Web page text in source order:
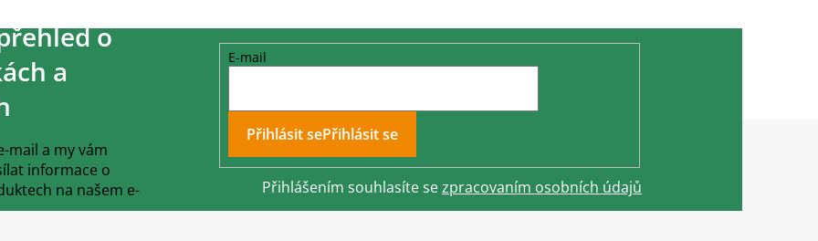
o
a
mail a my vám
informace o
na našem e-
E-mail
Přihlásit se
Přihlášením souhlasíte sezpracovaním osobních údajů